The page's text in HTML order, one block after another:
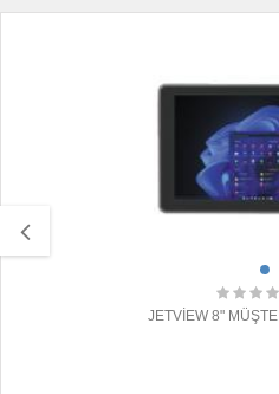
JETVİEW 8"